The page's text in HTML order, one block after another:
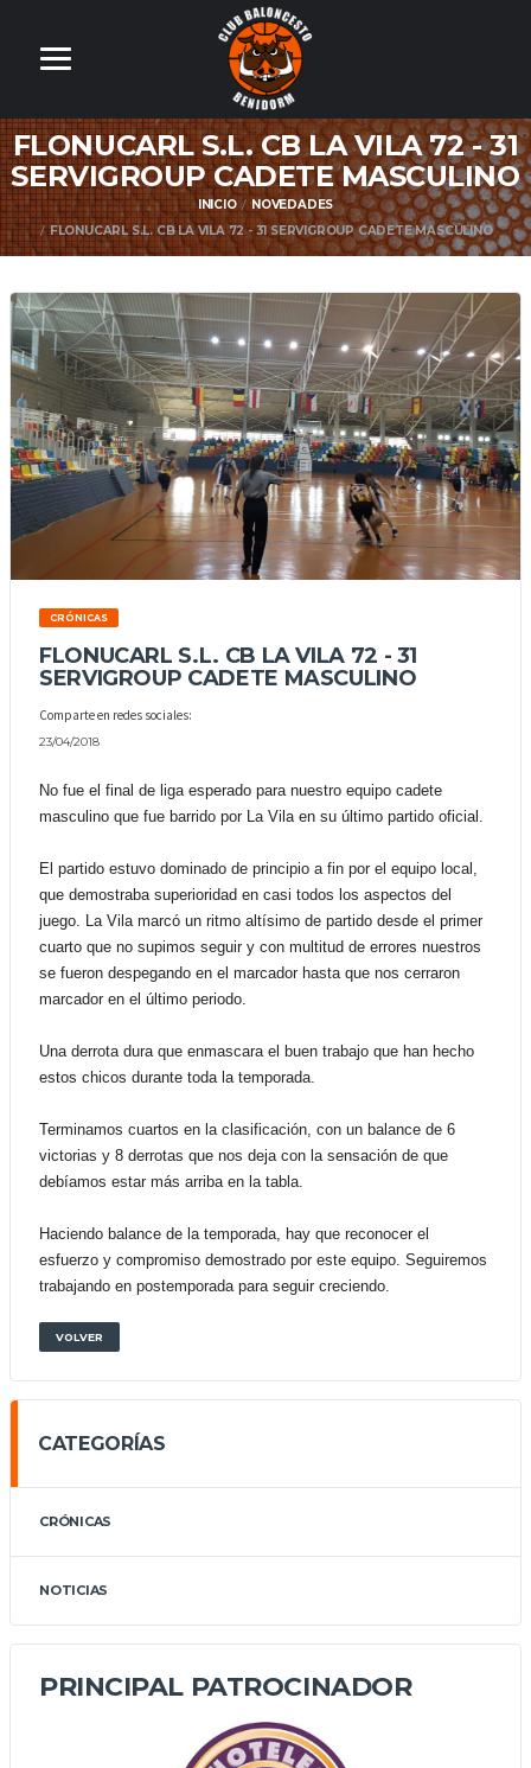
FLONUCARL S.L. CB LA VILA 72 - 31
SERVIGROUP CADETE MASCULINO
INICIO
NOVEDADES
FLONUCARL S.L. CB LA VILA 72 - 31 SERVIGROUP CADETE MASCULINO
CRÓNICAS
FLONUCARL S.L. CB LA VILA 72 - 31
SERVIGROUP CADETE MASCULINO
Comparte en redes sociales:
23/04/2018
No fue el final de liga esperado para nuestro equipo cadete
masculino que fue barrido por La Vila en su último partido oficial.
El partido estuvo dominado de principio a fin por el equipo local,
que demostraba superioridad en casi todos los aspectos del
juego. La Vila marcó un ritmo altísimo de partido desde el primer
cuarto que no supimos seguir y con multitud de errores nuestros
se fueron despegando en el marcador hasta que nos cerraron
marcador en el último periodo.
Una derrota dura que enmascara el buen trabajo que han hecho
estos chicos durante toda la temporada.
Terminamos cuartos en la clasificación, con un balance de 6
victorias y 8 derrotas que nos deja con la sensación de que
debíamos estar más arriba en la tabla.
Haciendo balance de la temporada, hay que reconocer el
esfuerzo y compromiso demostrado por este equipo. Seguiremos
trabajando en postemporada para seguir creciendo.
VOLVER
CATEGORÍAS
CRÓNICAS
NOTICIAS
PRINCIPAL PATROCINADOR